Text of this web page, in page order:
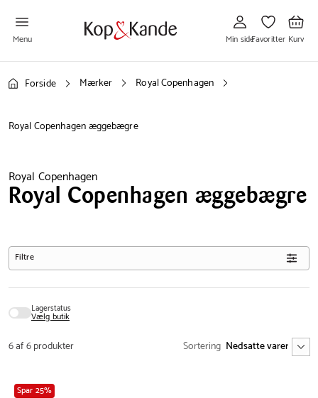
Menu
til
Min
side
Min side
til
Favoritter
Favoritter
til
Kurv
Kurv
Forside Mærker Royal Copenhagen
Royal Copenhagen æggebægre
Royal Copenhagen
Royal Copenhagen æggebægre
Filtre
Lagerstatus
Vælg butik
6 af 6 produkter Sortering
Spar 25%